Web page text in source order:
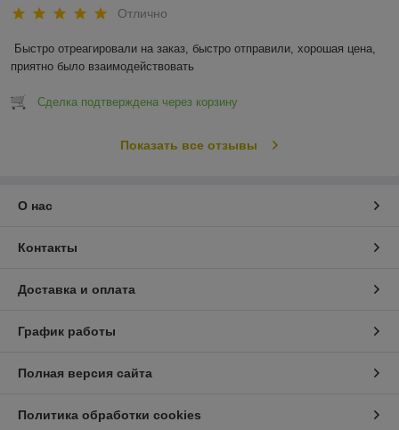
Отлично
Быстро отреагировали на заказ, быстро отправили, хорошая цена,
приятно было взаимодействовать
Сделка подтверждена через корзину
Показать все отзывы
О нас
Контакты
Доставка и оплата
График работы
Полная версия сайта
Политика обработки cookies